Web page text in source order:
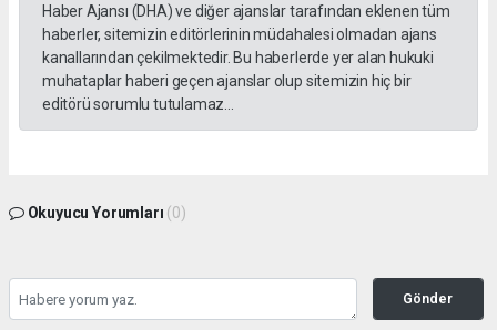
Haber Ajansı (DHA) ve diğer ajanslar tarafından eklenen tüm
haberler, sitemizin editörlerinin müdahalesi olmadan ajans
kanallarından çekilmektedir. Bu haberlerde yer alan hukuki
muhataplar haberi geçen ajanslar olup sitemizin hiç bir
editörü sorumlu tutulamaz...
Okuyucu Yorumları (0)
Gönder